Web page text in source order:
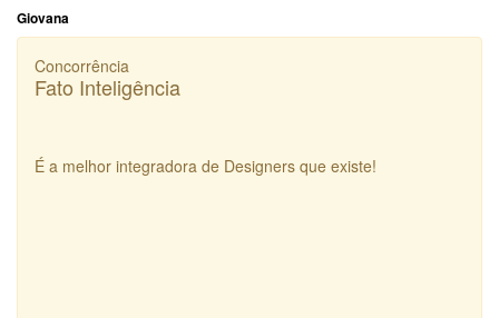
Giovana
Concorrência
Fato Inteligência
É a melhor integradora de Designers que existe!